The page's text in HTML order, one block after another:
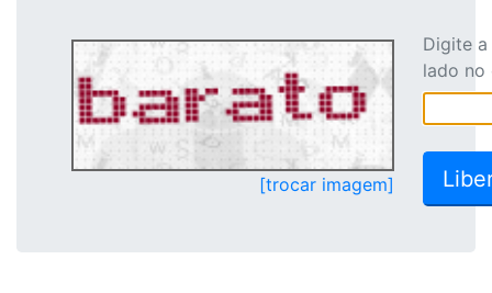
[trocar imagem]
Digite
lado no